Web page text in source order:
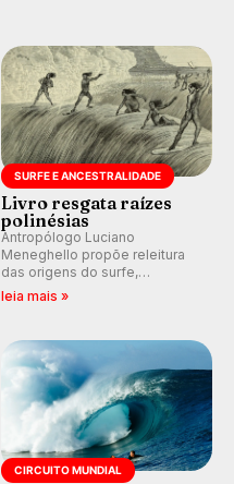
SURFE E ANCESTRALIDADE
Livro resgata raízes
polinésias
Antropólogo Luciano
Meneghello propõe releitura
das origens do surfe,
resgatando a cultura polinésia
e questionando a visão
prática em esporte e indústria.
leia mais »
CIRCUITO MUNDIAL